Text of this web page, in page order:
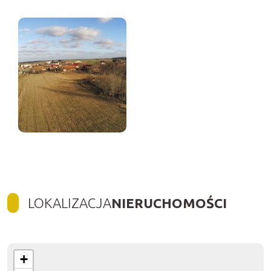
LOKALIZACJANIERUCHOMOŚCI
+